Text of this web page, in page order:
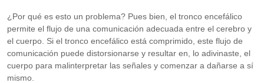
¿Por qué es esto un problema? Pues bien, el tronco encefálico
permite el flujo de una comunicación adecuada entre el cerebro y
el cuerpo. Si el tronco encefálico está comprimido, este flujo de
comunicación puede distorsionarse y resultar en, lo adivinaste, el
cuerpo para malinterpretar las señales y comenzar a dañarse a sí
mismo.